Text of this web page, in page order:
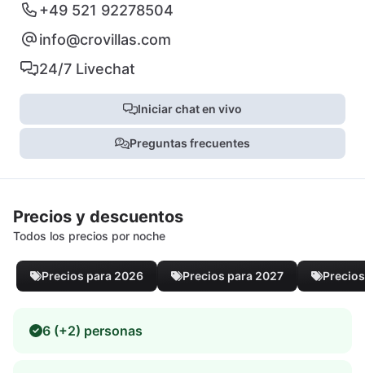
+49 521 92278504
info@crovillas.com
24/7 Livechat
Iniciar chat en vivo
Preguntas frecuentes
Precios y descuentos
Todos los precios por noche
Precios para 2026 Precios para 2027
6 (+2) personas